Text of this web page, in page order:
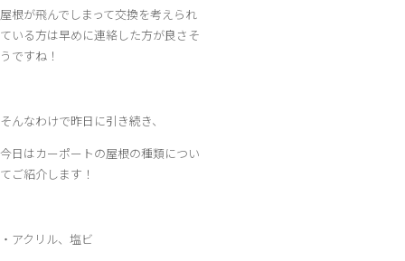
屋根が飛んでしまって交換を考えられ
ている方は早めに連絡した方が良さそ
うですね！
そんなわけで昨日に引き続き、
今日はカーポートの屋根の種類につい
てご紹介します！
・アクリル、塩ビ